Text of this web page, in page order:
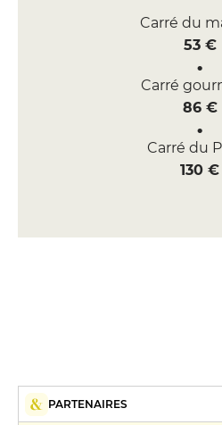
Carré du
53 €
Carré
86 €
Carré du
130 €
PARTENAIRES